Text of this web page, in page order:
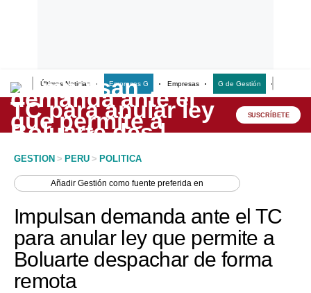
Últimas Noticias Empresas G Empresas G de Gestión
Lo último
Peru Quiosco
Economía
Mercados
Perú
SUSCRÍBETE
GESTION > PERU > POLITICA
AñadirGestión como fuente preferida en
Impulsan demanda ante el TC
para anular ley que permite a
Boluarte despachar de forma
remota